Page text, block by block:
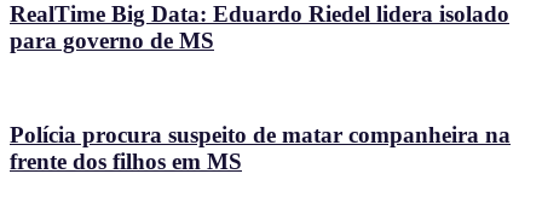
RealTime Big Data: Eduardo Riedel lidera isolado
para governo de MS
Polícia procura suspeito de matar companheira na
frente dos filhos em MS